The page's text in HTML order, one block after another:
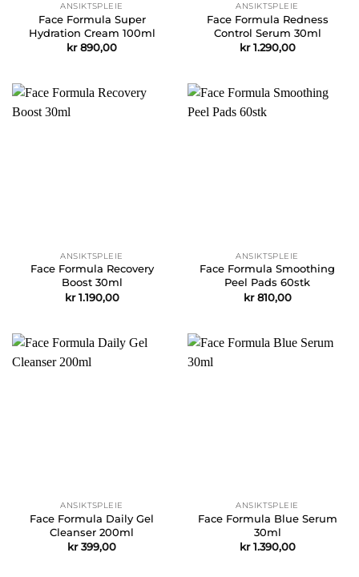
ANSIKTSPLEIE
Face Formula Super
Hydration Cream 100ml
kr890,00
ANSIKTSPLEIE
Face Formula Redness
Control Serum 30ml
kr1.290,00
ANSIKTSPLEIE
Face Formula Recovery
Boost 30ml
kr1.190,00
ANSIKTSPLEIE
Face Formula Smoothing
Peel Pads 60stk
kr810,00
ANSIKTSPLEIE
Face Formula Daily Gel
Cleanser 200ml
kr399,00
ANSIKTSPLEIE
Face Formula Blue Serum
30ml
kr1.390,00